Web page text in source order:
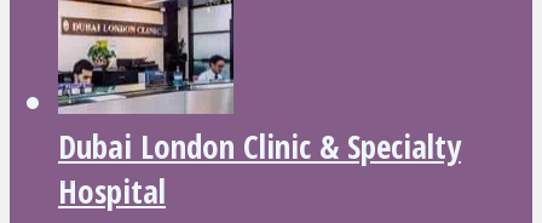
Dubai London Clinic & Specialty
Hospital